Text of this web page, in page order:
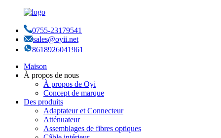
0755-23179541
sales@oyii.net
8618926041961
Maison
À propos de nous
À propos de Oyi
Concept de marque
Des produits
Adaptateur et Connecteur
Atténuateur
Assemblages de fibres optiques